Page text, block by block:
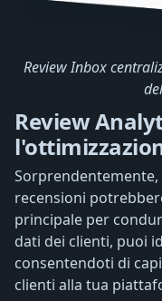
Review Inbox
Review
Sorprendentemente,
recensioni
principale per
dati dei clienti, puoi
consentendoti di
clienti alla tua